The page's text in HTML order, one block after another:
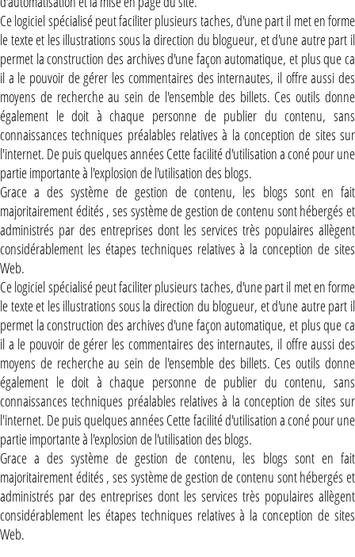
Ce logiciel spécialisé peut faciliter plusieurs taches, d'une part il met en forme
le texte et les illustrations sous la direction du blogueur, et d'une autre part il
permet la construction des archives d'une façon automatique, et plus que ca
il a le pouvoir de gérer les commentaires des internautes, il offre aussi des
moyens de recherche au sein de l'ensemble des billets. Ces outils donne
également le doit à chaque personne de publier du contenu, sans
connaissances techniques préalables relatives à la conception de sites sur
l'internet. De puis quelques années Cette facilité d'utilisation a coné pour une
partie importante à l'explosion de l'utilisation des blogs.
Grace a des système de gestion de contenu, les blogs sont en fait
majoritairement édités , ses système de gestion de contenu sont hébergés et
administrés par des entreprises dont les services très populaires allègent
considérablement les étapes techniques relatives à la conception de sites
Web.
Ce logiciel spécialisé peut faciliter plusieurs taches, d'une part il met en forme
le texte et les illustrations sous la direction du blogueur, et d'une autre part il
permet la construction des archives d'une façon automatique, et plus que ca
il a le pouvoir de gérer les commentaires des internautes, il offre aussi des
moyens de recherche au sein de l'ensemble des billets. Ces outils donne
également le doit à chaque personne de publier du contenu, sans
connaissances techniques préalables relatives à la conception de sites sur
l'internet. De puis quelques années Cette facilité d'utilisation a coné pour une
partie importante à l'explosion de l'utilisation des blogs.
Grace a des système de gestion de contenu, les blogs sont en fait
majoritairement édités , ses système de gestion de contenu sont hébergés et
administrés par des entreprises dont les services très populaires allègent
considérablement les étapes techniques relatives à la conception de sites
Web.